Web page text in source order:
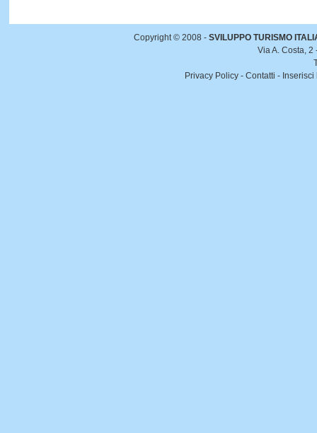
Copyright © 2008 - SVILUPPO TURISMO
Via A. Costa,
Privacy Policy - Contatti - Inserisci